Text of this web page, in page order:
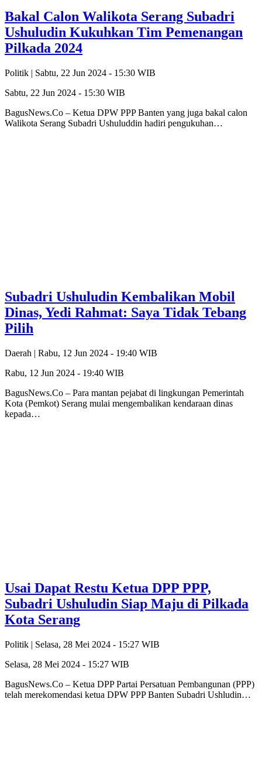
Bakal Calon Walikota Serang Subadri
Ushuludin Kukuhkan Tim Pemenangan
Pilkada 2024
Politik | Sabtu, 22 Jun 2024 - 15:30 WIB
Sabtu, 22 Jun 2024 - 15:30 WIB
BagusNews.Co – Ketua DPW PPP Banten yang juga bakal calon
Walikota Serang Subadri Ushuluddin hadiri pengukuhan…
Subadri Ushuludin Kembalikan Mobil
Dinas, Yedi Rahmat: Saya Tidak Tebang
Pilih
Daerah | Rabu, 12 Jun 2024 - 19:40 WIB
Rabu, 12 Jun 2024 - 19:40 WIB
BagusNews.Co – Para mantan pejabat di lingkungan Pemerintah
Kota (Pemkot) Serang mulai mengembalikan kendaraan dinas
kepada…
Usai Dapat Restu Ketua DPP PPP,
Subadri Ushuludin Siap Maju di Pilkada
Kota Serang
Politik | Selasa, 28 Mei 2024 - 15:27 WIB
Selasa, 28 Mei 2024 - 15:27 WIB
BagusNews.Co – Ketua DPP Partai Persatuan Pembangunan (PPP)
telah merekomendasi ketua DPW PPP Banten Subadri Ushludin…